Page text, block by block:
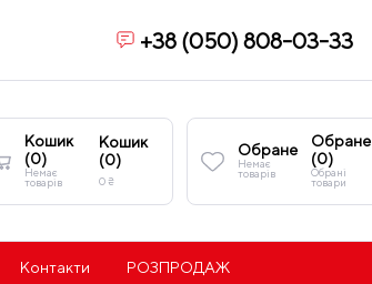
+38 (050) 808-03-33
Кошик
(0)
Немає
товарів
Кошик
(0)
0₴
Обране
Немає
товарів
Обране
(0)
Обрані
товари
Контакти РОЗПРОДАЖ